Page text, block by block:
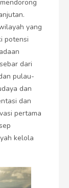
yang
potensi
dari
pulau-
dan
dan
pertama
kelola